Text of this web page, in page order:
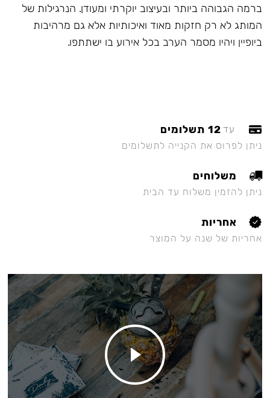
ברמה הגבוהה ביותר ובעיצוב יוקרתי ומעודן. הנרגילות של
המותג לא רק חזקות מאוד ואיכותיות אלא גם מרהיבות
ביופיין ויהיו מסמר הערב בכל אירוע בו ישתתפו.
עד 12 תשלומים
ניתן לפרוס את הקנייה לתשלומים
משלוחים
ניתן להזמין משלוח עד הבית
אחריות
אחריות של שנה על המוצר